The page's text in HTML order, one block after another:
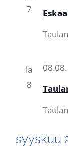
7
la
8
08.08.
syyskuu